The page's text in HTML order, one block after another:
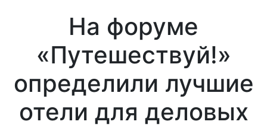
На форуме
«Путешествуй!»
определили лучшие
отели для деловых